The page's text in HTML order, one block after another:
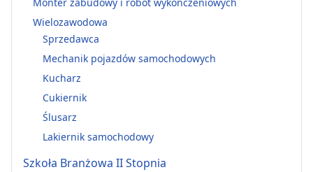
Wielozawodowa
Sprzedawca
Mechanik pojazdów samochodowych
Kucharz
Cukiernik
Ślusarz
Lakiernik samochodowy
Szkoła Branżowa II Stopnia